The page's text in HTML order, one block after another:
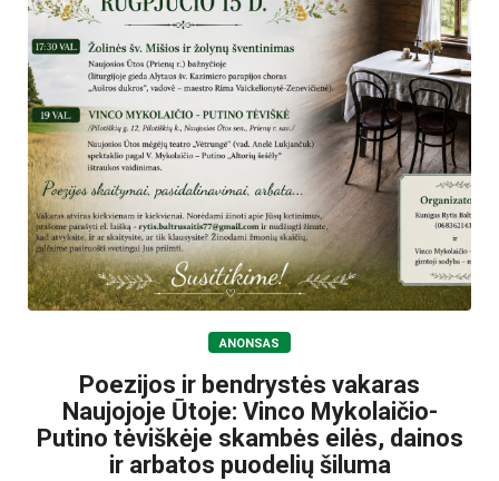
ANONSAS
Poezijos ir bendrystės vakaras
Naujojoje Ūtoje: Vinco Mykolaičio-
Putino tėviškėje skambės eilės, dainos
ir arbatos puodelių šiluma